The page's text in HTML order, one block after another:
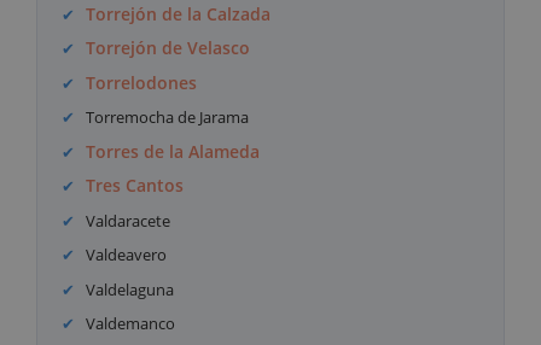
Torrejón de la Calzada
Torrejón de Velasco
Torrelodones
Torremocha de Jarama
Torres de la Alameda
Tres Cantos
Valdaracete
Valdeavero
Valdelaguna
Valdemanco